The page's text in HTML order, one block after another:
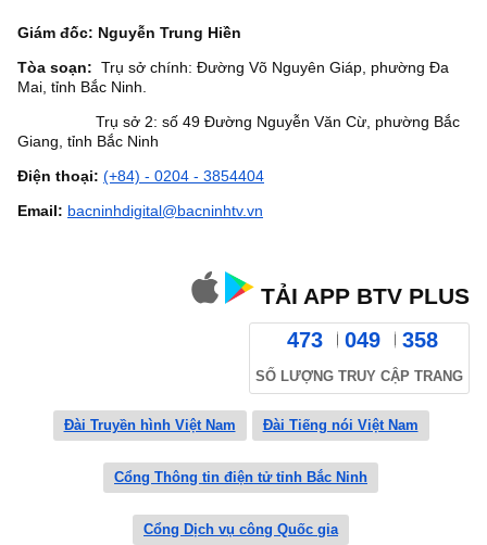
Giám đốc: Nguyễn Trung Hiền
Tòa soạn: Trụ sở chính: Đường Võ Nguyên Giáp, phường Đa
Mai, tỉnh Bắc Ninh.
Trụ sở 2: số 49 Đường Nguyễn Văn Cừ, phường Bắc
Giang, tỉnh Bắc Ninh
Điện thoại: (+84) - 0204 - 3854404
Email: bacninhdigital@bacninhtv.vn
TẢI APP BTV PLUS
473 049 358
SỐ LƯỢNG TRUY CẬP TRANG
Đài Truyền hình Việt Nam Đài Tiếng nói Việt Nam
Cổng Thông tin điện tử tỉnh Bắc Ninh
Cổng Dịch vụ công Quốc gia